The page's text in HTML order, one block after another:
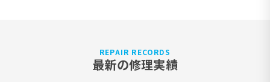
REPAIR RECORDS
最新の修理実績